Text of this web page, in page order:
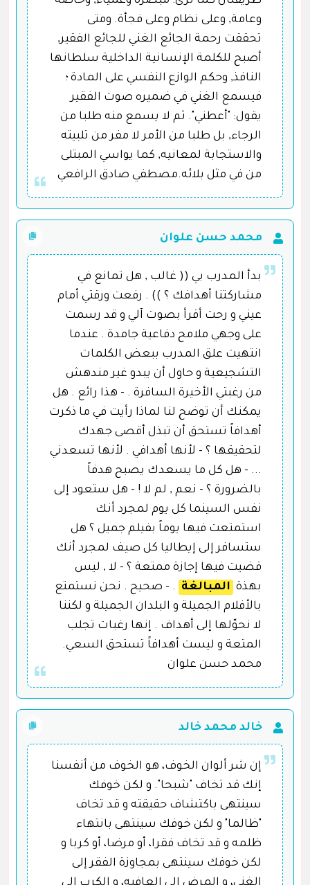
وعامة, وعلى نظام وعلى فجأة. ومتى
تحققت رحمة الجائع الغني للجائع الفقير,
أصبح للكلمة الإنسانية الداخلية سلطانها
النافذ, وحكم الوازع النفسي على المادة ؛
فيسمع الغني في ضميره صوت الفقير
يقول: "أعطني". ثم لا يسمع منه طلبا من
الرجاء, بل طلبا من الأمر لا مفر من تلبيته
والاستجابة لمعانيه, كما يواسي المبتلى
من في مثل بلائه.مصطفي صادق الرافعي
محمد حسن علوان
بدأ المدرب بي (( غالب , هل تمانع في
مشاركتنا أهدافك ؟ )) . رفعت ورقتي أمام
عيني و رحت أقرأ بصوت آلي و قد رسمت
على وجهي ملامح دفاعية جامدة . عندما
انتهيت علق المدرب ببعض الكلمات
التشجيعية و حاول أن يبدو غير مندهش
من رغبتي الأخيرة السافرة . - هذا رائع . هل
يمكنك أن توضح لنا لماذا رأيت في ما ذكرت
أهدافاً تستحق أن تبذل أقصى جهدك
لتحقيقها ؟ - لأنها أهدافي . لأنها تسعدني
... - هل كل ما يسعدك يصبح هدفاً
بالضرورة ؟ - نعم , لم لا ! - هل ستعود إلى
نفس السينما كل يوم لمجرد أنك
استمتعت فيها يوماً بفيلم جميل ؟ هل
ستسافر إلى إيطاليا كل صيف لمجرد أنك
قضيت فيها إجازة ممتعة ؟ - لا , ليس
بهذة المبالغة
. - صحيح . نحن نستمتع
بالأفلام الجميلة و البلدان الجميلة و لكننا
لا نحوّلها إلى أهداف . إنها رغبات تجلب
المتعة و ليست أهدافاً تستحق السعي.
محمد حسن علوان
خالد محمد خالد
إن شر ألوان الخوف، هو الخوف من أنفسنا
إنك قد تخاف "شبحا". و لكن خوفك
سينتهى باكتشاف حقيقته و قد تخاف
"ظالما" و لكن خوفك سينتهى بانتهاء
ظلمه و قد تخاف فقرا، أو مرضا، أو كربا و
لكن خوفك سينتهى بمجاوزة الفقر إلى